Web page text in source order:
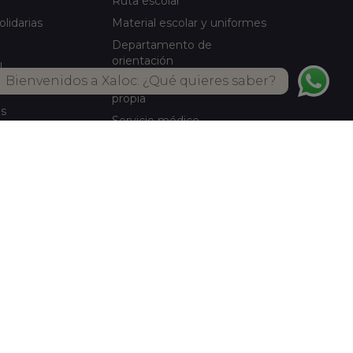
Bienvenidos a Xaloc: ¿Qué quieres saber?
Material escolar y uniformes
Departamento de
orientación
Servicio de comedor Cocina
propia
Servicio médico